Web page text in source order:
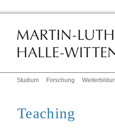
Studium Forschung
Teaching